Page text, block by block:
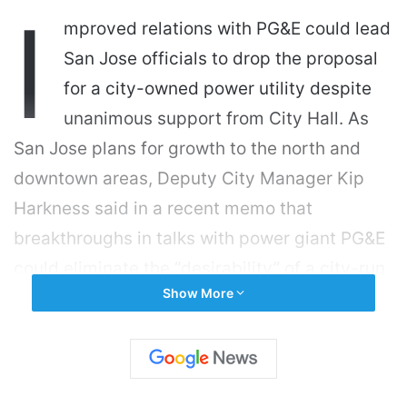
I
mproved relations with PG&E could lead
San Jose officials to drop the proposal
for a city-owned power utility despite
unanimous support from City Hall. As
San Jose plans for growth to the north and
downtown areas, Deputy City Manager Kip
Harkness said in a recent memo that
breakthroughs in talks with power giant PG&E
utility, or San Jose Power. That option involves
willing to fund infrastructure costs in
Show More